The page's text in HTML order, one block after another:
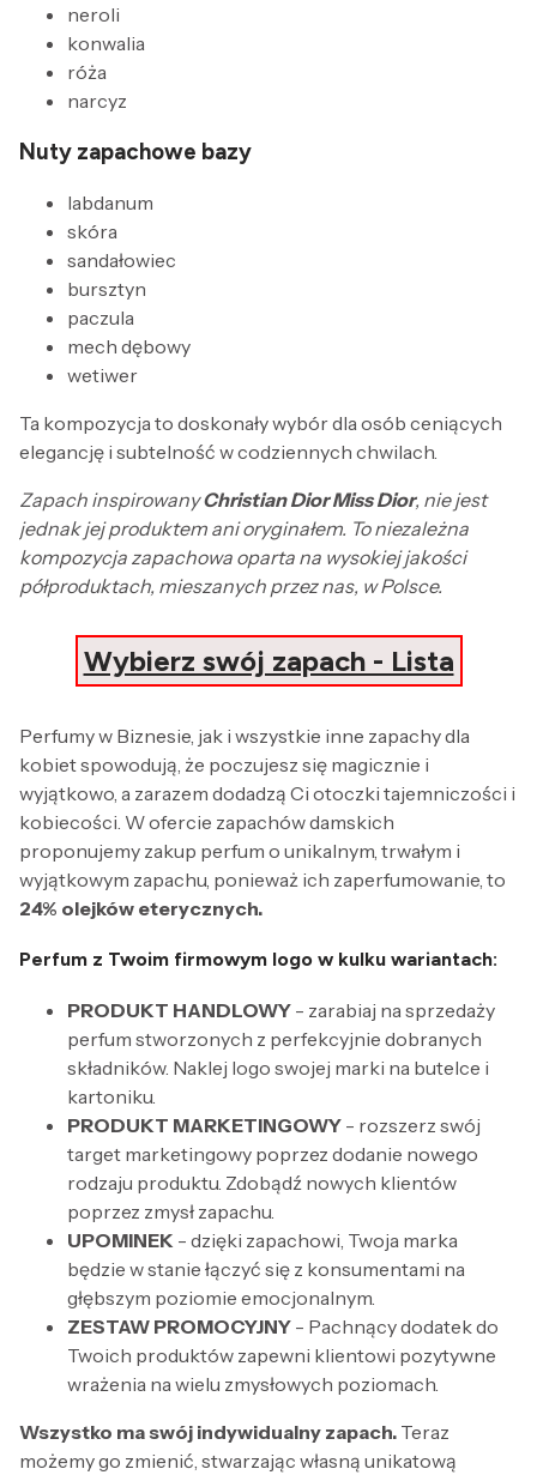
neroli
konwalia
róża
narcyz
Nuty zapachowe bazy
labdanum
skóra
sandałowiec
bursztyn
paczula
mech dębowy
wetiwer
Ta kompozycja to doskonały wybór dla osób ceniących
elegancję i subtelność w codziennych chwilach.
Zapach inspirowanyChristian Dior Miss Dior, nie jest
jednak jej produktem ani oryginałem. To niezależna
kompozycja zapachowa oparta na wysokiej jakości
półproduktach, mieszanych przez nas, w Polsce.
Wybierz swój zapach - Lista
Perfumy w Biznesie, jak i wszystkie inne zapachy dla
kobiet spowodują, że poczujesz się magicznie i
wyjątkowo, a zarazem dodadzą Ci otoczki tajemniczości i
kobiecości. W ofercie zapachów damskich
proponujemy zakup perfum o unikalnym, trwałym i
wyjątkowym zapachu, ponieważ ich zaperfumowanie, to
24% olejków eterycznych.
Perfum z Twoim firmowym logo w kulku wariantach:
PRODUKT HANDLOWY - zarabiaj na sprzedaży
perfum stworzonych z perfekcyjnie dobranych
składników. Naklej logo swojej marki na butelce i
kartoniku.
PRODUKT MARKETINGOWY - rozszerz swój
target marketingowy poprzez dodanie nowego
rodzaju produktu. Zdobądź nowych klientów
poprzez zmysł zapachu.
UPOMINEK - dzięki zapachowi, Twoja marka
będzie w stanie łączyć się z konsumentami na
głębszym poziomie emocjonalnym.
ZESTAW PROMOCYJNY - Pachnący dodatek do
Twoich produktów zapewni klientowi pozytywne
wrażenia na wielu zmysłowych poziomach.
Wszystko ma swój indywidualny zapach. Teraz
możemy go zmienić, stwarzając własną unikatową